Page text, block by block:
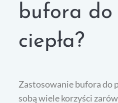
bufora do
ciepła?
Zastosowanie bufora do
sobą wiele korzyści